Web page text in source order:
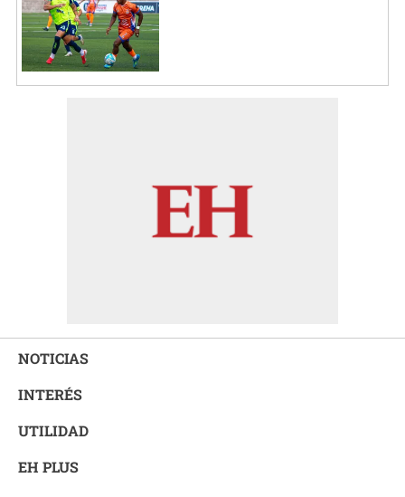
NOTICIAS
INTERÉS
UTILIDAD
EH PLUS